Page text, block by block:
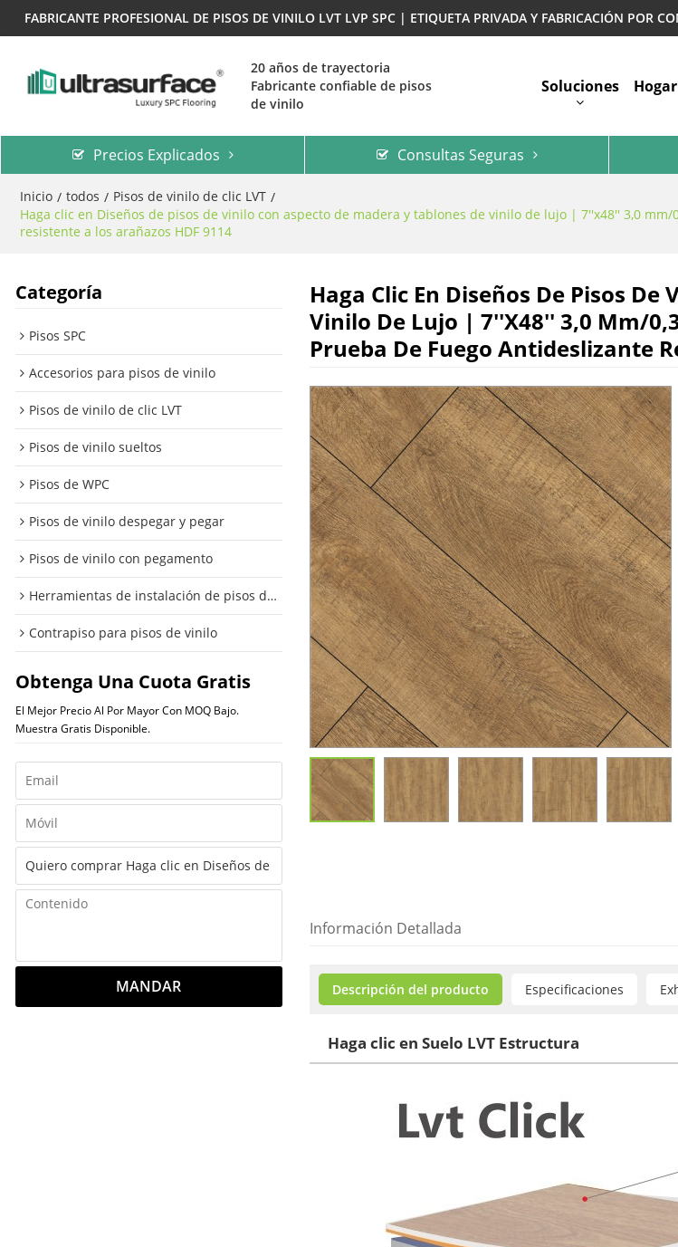
FABRICANTE PROFESIONAL DE PISOS DE VINILO LVT LVP SPC | ETIQUETA PRIVADA Y FABRICACIÓN POR
20 años de trayectoria
Fabricante confiable de pisos
de vinilo
Soluciones Hogar
Precios Explicados Consultas Seguras
Inicio / todos / Pisos de vinilo de clic LVT /
Haga clic en Diseños de pisos de vinilo con aspecto de madera y tablones de vinilo de lujo | 7''x48'' 3,0
resistente a los arañazos HDF 9114
Categoría
Pisos SPC
Accesorios para pisos de vinilo
Pisos de vinilo de clic LVT
Pisos de vinilo sueltos
Pisos de WPC
Pisos de vinilo despegar y pegar
Pisos de vinilo con pegamento
Herramientas de instalación de pisos de vinilo
Contrapiso para pisos de vinilo
Obtenga Una Cuota Gratis
El Mejor Precio Al Por Mayor Con MOQ Bajo.
Muestra Gratis Disponible.
MANDAR
Haga Clic En Diseños De Pisos
Vinilo De Lujo | 7''x48'' 3,0 Mm/
Prueba De Fuego Antideslizante
Información Detallada
Descripción del producto Especificaciones
Haga clic en Suelo LVT Estructura